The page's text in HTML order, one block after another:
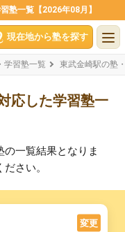
塾一覧【2026年08月】
現在地から塾を探す
学習塾一覧 東武金崎駅の塾
応した学習塾一
一覧結果となりま
さい。
変更